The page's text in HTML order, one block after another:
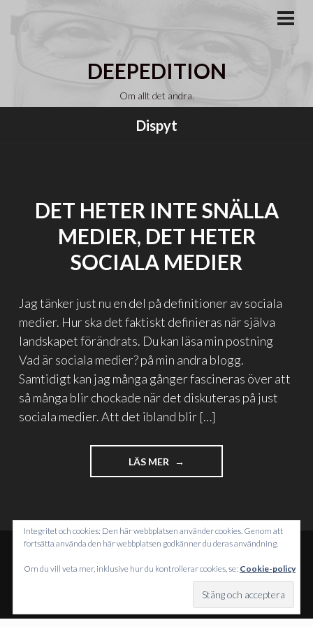
DEEPEDITION
Om allt det andra.
Dispyt
DET HETER INTE SNÄLLA
MEDIER, DET HETER
SOCIALA MEDIER
Jag tänker just nu en del på definitioner av sociala
medier. Hur ska det faktiskt definieras när själva
landskapet förändrats. Du kan läsa min postning
Vad är sociala medier? på min andra blogg.
Samtidigt kan jag många gånger fascineras över att
så många blir chockade när det diskuteras på just
sociala medier. Att det ibland blir […]
LÄS MER
"DET
HETER
MEDIER,
DET
HETER
SOCIALA
MEDIER"
DRIVS MED WORDPRESS
WORDPRESS.COM.
Integritet och cookies: Den här webbplatsen använder cookies. Genom att
fortsätta använda den här webbplatsen godkänner du deras användning.
Om du vill veta mer, inklusive hur du kontrollerar cookies, se: Cookie-policy